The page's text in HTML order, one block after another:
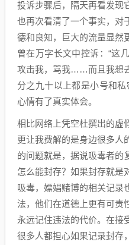
投诉步骤后，隔天再看发现
也再次看清了一个事实，对
德和良知，巨大的流量显然
曾在万字长文中控诉：“这
攻击我，骂我……而且我想
分之九十以上都是小号和
心情有了真实体会。
相比网络上凭空杜撰出的虚
更让我费解的是身边很多人
的问题就是，据说吸毒者的
怎么能封存？如果封存就是
吸毒，嫖娼赌博的相关记录
法，他们在道德上更有可责
永远记住违法的代价。在接
很多人都担心如果记录封存